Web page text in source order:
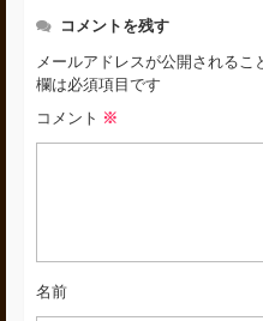
コメントを残す
メールアドレスが公開されるこ
欄は必須項目です
コメント ※
名前